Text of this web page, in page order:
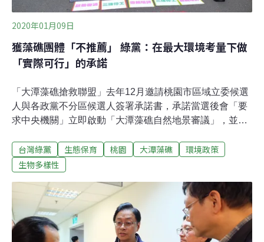
2020年01月09日
獲藻礁團體「不推薦」 綠黨：在最大環境考量下做
「實際可行」的承諾
「大潭藻礁搶救聯盟」去年12月邀請桃園市區域立委候選
人與各政黨不分區候選人簽署承諾書，承諾當選後會「要
求中央機關」立即啟動「大潭藻礁自然地景審議」，並敦
宣布承諾書簽書成果，長期以環境優先為主張、不少環運
人士加入的台灣綠黨，則獲得「不推薦」。聯盟並批評
遺憾。」這是怎麼一回事？聯盟發起人、長期從事桃園環
保運動的潘忠政指出，綠黨12月27日雖有簽回不分區候選
人的承諾書，但內容卻自行修改；聯盟認為不妥請補簽回
傳，卻沒有結果；而綠黨31日在臉書粉專公布的簽署文
台灣綠黨 生態保育 桃園 大潭藻礁
環境政策
生物多樣性